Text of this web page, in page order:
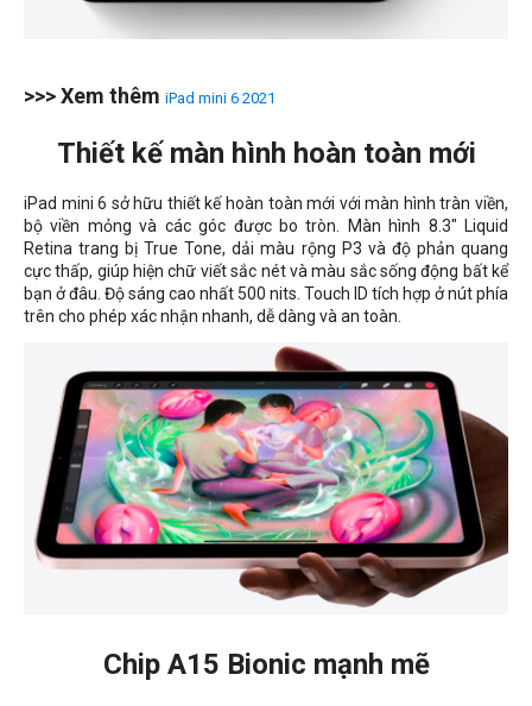
>>> Xem thêm iPad mini 6 2021
Thiết kế màn hình hoàn toàn mới
iPad mini 6 sở hữu thiết kế hoàn toàn mới với màn hình tràn viền,
bộ viền mỏng và các góc được bo tròn. Màn hình 8.3" Liquid
Retina trang bị True Tone, dải màu rộng P3 và độ phản quang
cực thấp, giúp hiện chữ viết sắc nét và màu sắc sống động bất kể
bạn ở đâu. Độ sáng cao nhất 500 nits. Touch ID tích hợp ở nút phía
trên cho phép xác nhận nhanh, dễ dàng và an toàn.
Chip A15 Bionic mạnh mẽ